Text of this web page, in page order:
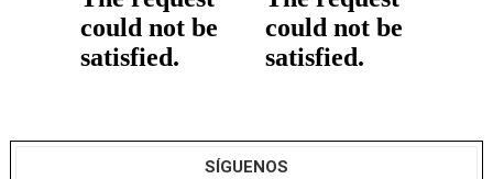
SÍGUENOS